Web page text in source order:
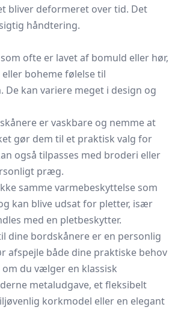
bliver deformeret over tid. Det
håndtering.
ofte er lavet af bomuld eller hør,
boheme følelse til
kan variere meget i design og
er vaskbare og nemme at
gør dem til et praktisk valg for
også tilpasses med broderi eller
præg.
samme varmebeskyttelse som
kan blive udsat for pletter, især
med en pletbeskytter.
dine bordskånere er en personlig
afspejle både dine praktiske behov
du vælger en klassisk
metaludgave, et fleksibelt
korkmodel eller en elegant